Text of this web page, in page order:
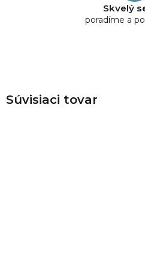
Skvelý
poradíme a
Súvisiaci tovar